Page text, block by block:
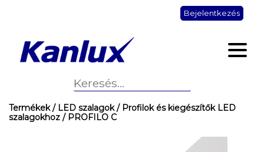
Bejelentkezés
Termékek/ LED szalagok/ Profilok és kiegészítők LED
szalagokhoz / PROFILO C